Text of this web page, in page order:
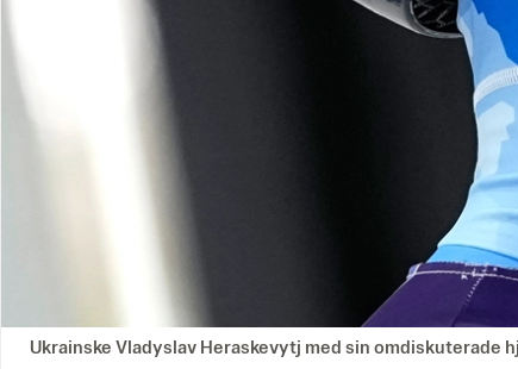
Ukrainske Vladyslav Heraskevytj med sin omdiskuterade